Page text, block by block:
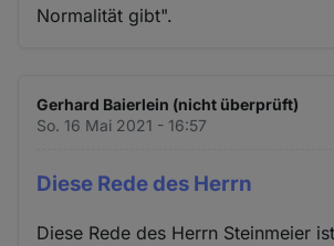
Normalität gibt".
Gerhard Baierlein (nicht überprüft)
So. 16 Mai 2021 - 16:57
Diese Rede des Herrn
Diese Rede des Herrn Steinmeier